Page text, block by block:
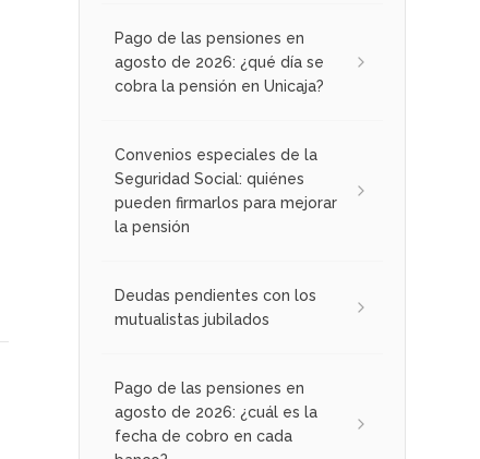
Pago de las pensiones en
agosto de 2026: ¿qué día se
cobra la pensión en Unicaja?
Convenios especiales de la
Seguridad Social: quiénes
pueden firmarlos para mejorar
la pensión
Deudas pendientes con los
mutualistas jubilados
Pago de las pensiones en
agosto de 2026: ¿cuál es la
fecha de cobro en cada